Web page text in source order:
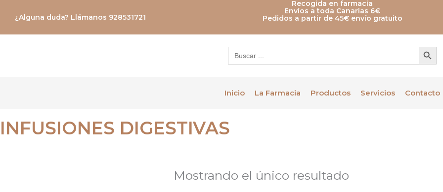
¿Alguna duda? Llámanos 928531721
Recogida en farmacia
Envíos a toda Canarias 6€
Pedidos a partir de 45€ envío gratuito
Buscar: Botón de
Inicio La Farmacia Productos Servicios Contacto
INFUSIONES DIGESTIVAS
Mostrando el único resultado